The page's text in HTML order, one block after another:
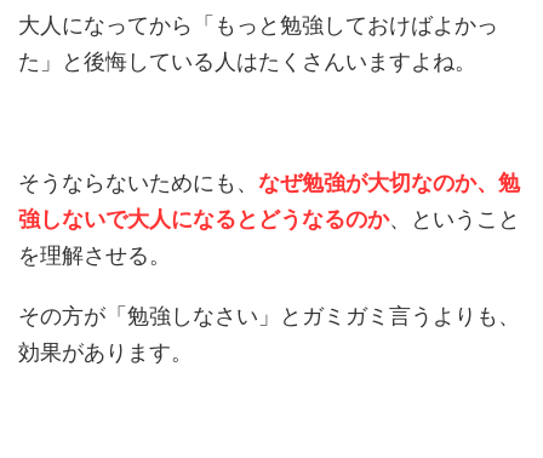
大人になってから「もっと勉強しておけばよかっ
た」と後悔している人はたくさんいますよね。
そうならないためにも、 なぜ勉強が大切なのか、勉
強しないで大人になるとどうなるのか、ということ
を理解させる。
その方が「勉強しなさい」とガミガミ言うよりも、
効果があります。